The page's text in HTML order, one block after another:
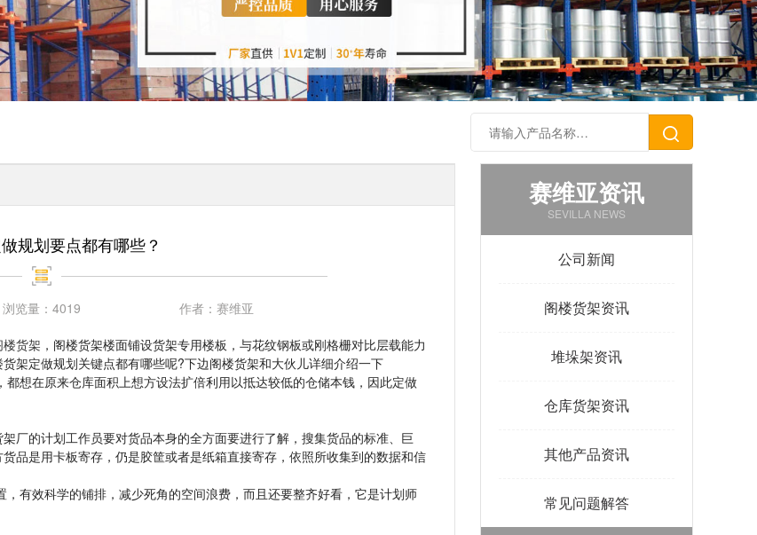
规划要点都有哪些？
浏览量： 4019 作者： 赛维亚
楼货架 ，阁楼货架楼面铺设货架专用楼板，与花纹钢板或刚格栅对比层载能力
架定做规划关键点都有哪些呢?下边阁楼货架和大伙儿详细介绍一下
想在原来仓库面积上想方设法扩倍利用以抵达较低的仓储本钱，因此定做
厂的计划工作员要对货品本身的全方面要进行了解，搜集货品的标准、巨
品是用卡板寄存，仍是胶筐或者是纸箱直接寄存，依照所收集到的数据和信
有效科学的铺排，减少死角的空间浪费，而且还要整齐好看，它是计划师
赛维亚资讯
SEVILLA NEWS
公司新闻
阁楼货架资讯
堆垛架资讯
仓库货架资讯
其他产品资讯
常见问题解答